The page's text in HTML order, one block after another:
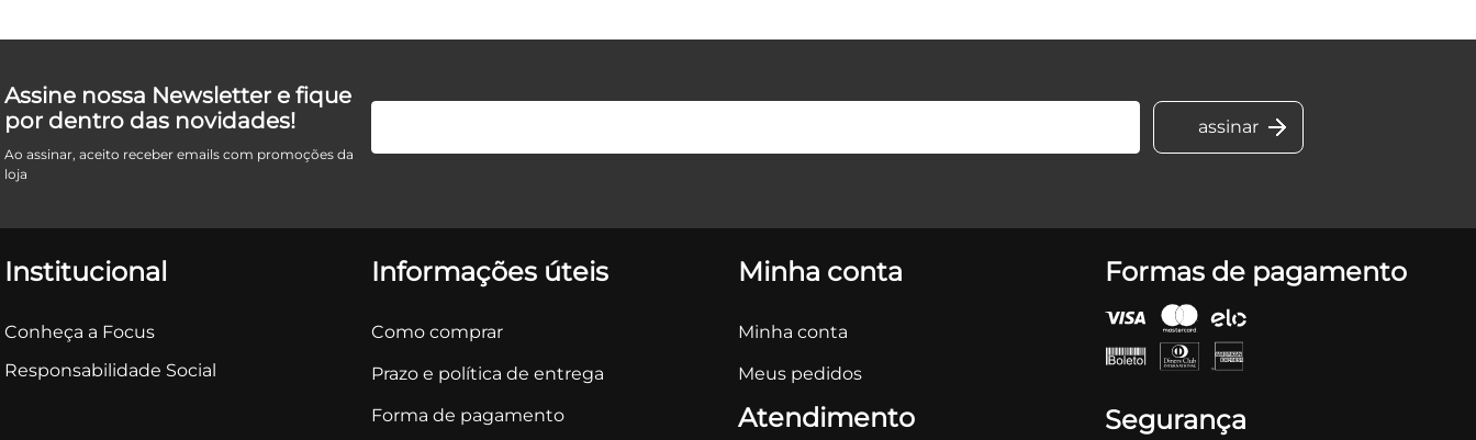
Assine nossa Newsletter e fique
por dentro das novidades!
Ao assinar, aceito receber emails com promoções da
loja
Institucional
Conheça a Focus
Responsabilidade Social
Informações úteis
Como comprar
Prazo e política de entrega
Forma de pagamento
Minha conta
Minha conta
Meus pedidos
Atendimento
Formas de pagamento
Segurança